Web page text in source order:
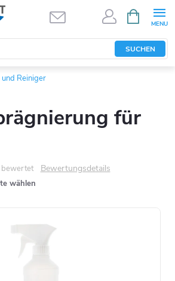
SUCHEN
Reiniger
für
bewertet Bewertungsdetails
wählen